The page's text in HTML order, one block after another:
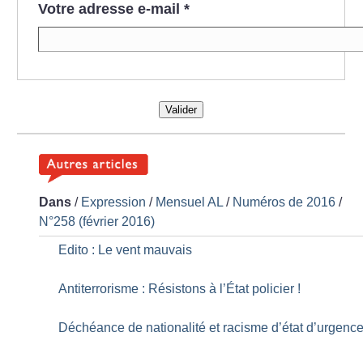
Votre adresse e-mail *
Valider
Dans / Expression / Mensuel AL / Numéros de 2016 /
N°258 (février 2016)
Edito : Le vent mauvais
Antiterrorisme : Résistons à l’État policier !
Déchéance de nationalité et racisme d’état